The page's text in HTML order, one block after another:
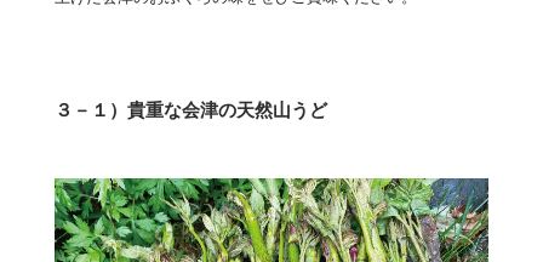
３－１）貴重な会津の天然山うど